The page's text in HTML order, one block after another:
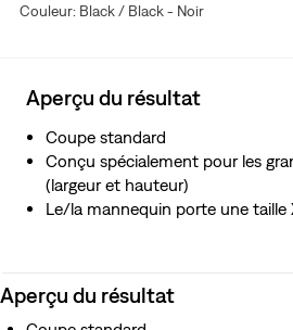
Couleur: Black / Black - Noir
Aperçu du résultat
Coupe standard
Conçu spécialement pour les
(largeur et hauteur)
Le/la mannequin porte une taille
Aperçu du résultat